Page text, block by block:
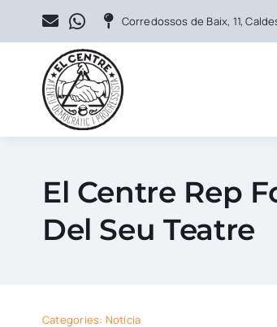
Corredossos de Baix, 11,
El Centre Rep
Del Seu Teatre
Categories: Notícia